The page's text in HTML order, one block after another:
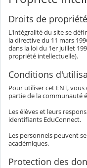
Droits de
L'intégralité du site se
la directive du 11 mars
dans la loi du 1er juillet
propriété intellectuelle).
Conditions
Pour utiliser cet ENT,
partie de la communauté
Les élèves et leurs
identifiants EduConnect.
Les personnels peuvent
académiques.
Protection des